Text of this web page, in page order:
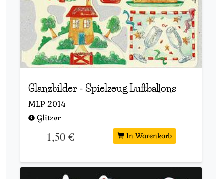
Glanzbilder - Spielzeug Luftballons
MLP2014
Glitzer
1,50 € In Warenkorb